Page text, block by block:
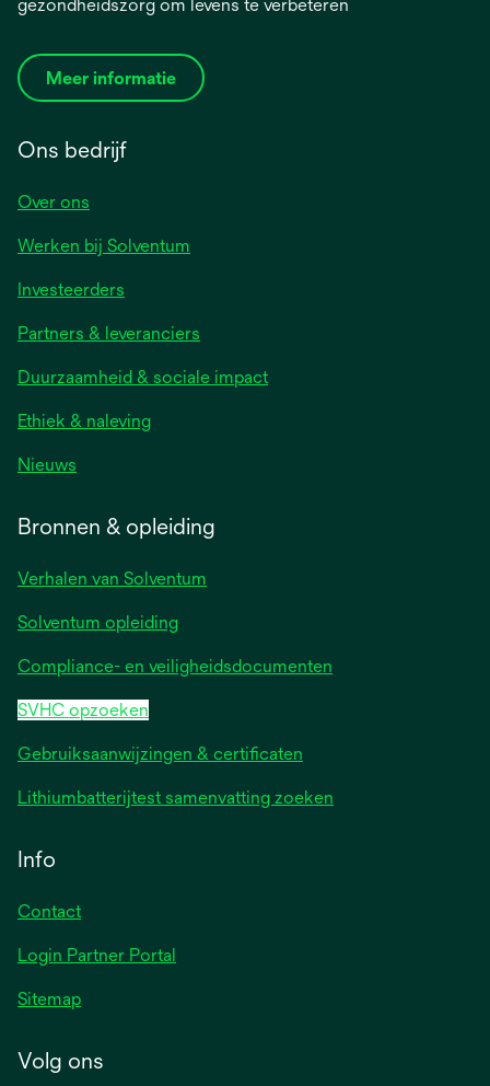
gezondheidszorg om levens te verbeteren
Meer informatie
Ons bedrijf
Over ons
Werken bij Solventum
Investeerders
Partners & leveranciers
Duurzaamheid & sociale impact
Ethiek & naleving
Nieuws
Bronnen & opleiding
Verhalen van Solventum
Solventum opleiding
Compliance- en veiligheidsdocumenten
SVHC opzoeken
Gebruiksaanwijzingen & certificaten
Lithiumbatterijtest samenvatting zoeken
Info
Contact
Login Partner Portal
Sitemap
Volg ons